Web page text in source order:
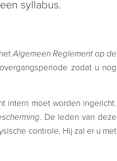
syllabus.
Algemeen Reglement op de
zodat u nog
intern moet worden ingericht.
. De leden van deze
controle. Hij zal er u met